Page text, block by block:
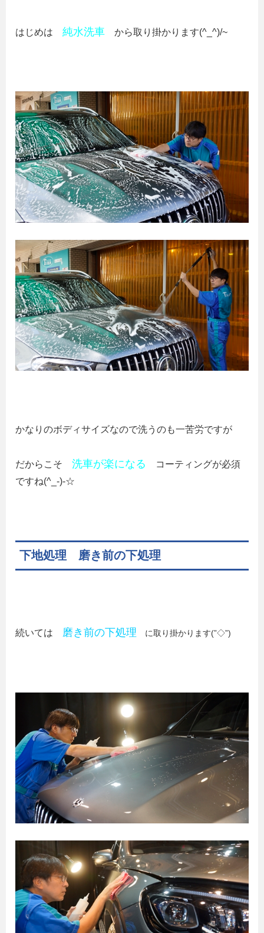
はじめは 純水洗車 から取り掛かります(^_^)/~
かなりのボディサイズなので洗うのも一苦労ですが
だからこそ 洗車が楽になる
コーティングが必須
ですね(^_-)-☆
下地処理 磨き前の下処理
続いては 磨き前の下処理 に取り掛かります(”◇”)ゞ